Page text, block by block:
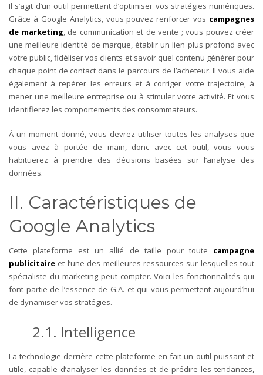
Il s’agit d’un outil permettant d’optimiser vos stratégies numériques.
Grâce à Google Analytics, vous pouvez renforcer vos campagnes
de marketing, de communication et de vente ; vous pouvez créer
une meilleure identité de marque, établir un lien plus profond avec
votre public, fidéliser vos clients et savoir quel contenu générer pour
chaque point de contact dans le parcours de l’acheteur. Il vous aide
également à repérer les erreurs et à corriger votre trajectoire, à
mener une meilleure entreprise ou à stimuler votre activité. Et vous
identifierez les comportements des consommateurs.
À un moment donné, vous devrez utiliser toutes les analyses que
vous avez à portée de main, donc avec cet outil, vous vous
habituerez à prendre des décisions basées sur l’analyse des
données.
II. Caractéristiques de
Google Analytics
Cette plateforme est un allié de taille pour toute campagne
publicitaire et l’une des meilleures ressources sur lesquelles tout
spécialiste du marketing peut compter. Voici les fonctionnalités qui
font partie de l’essence de G.A. et qui vous permettent aujourd’hui
de dynamiser vos stratégies.
2.1. Intelligence
La technologie derrière cette plateforme en fait un outil puissant et
utile, capable d’analyser les données et de prédire les tendances,